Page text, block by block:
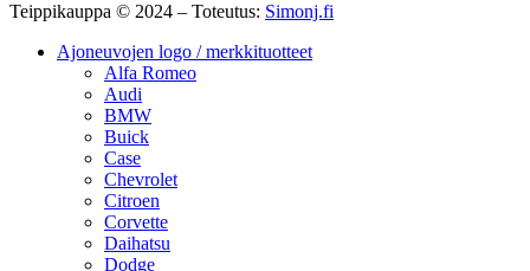
Teippikauppa © 2024 – Toteutus: Simonj.fi
Ajoneuvojen logo / merkkituotteet
Alfa Romeo
Audi
BMW
Buick
Case
Chevrolet
Citroen
Corvette
Daihatsu
Dodge